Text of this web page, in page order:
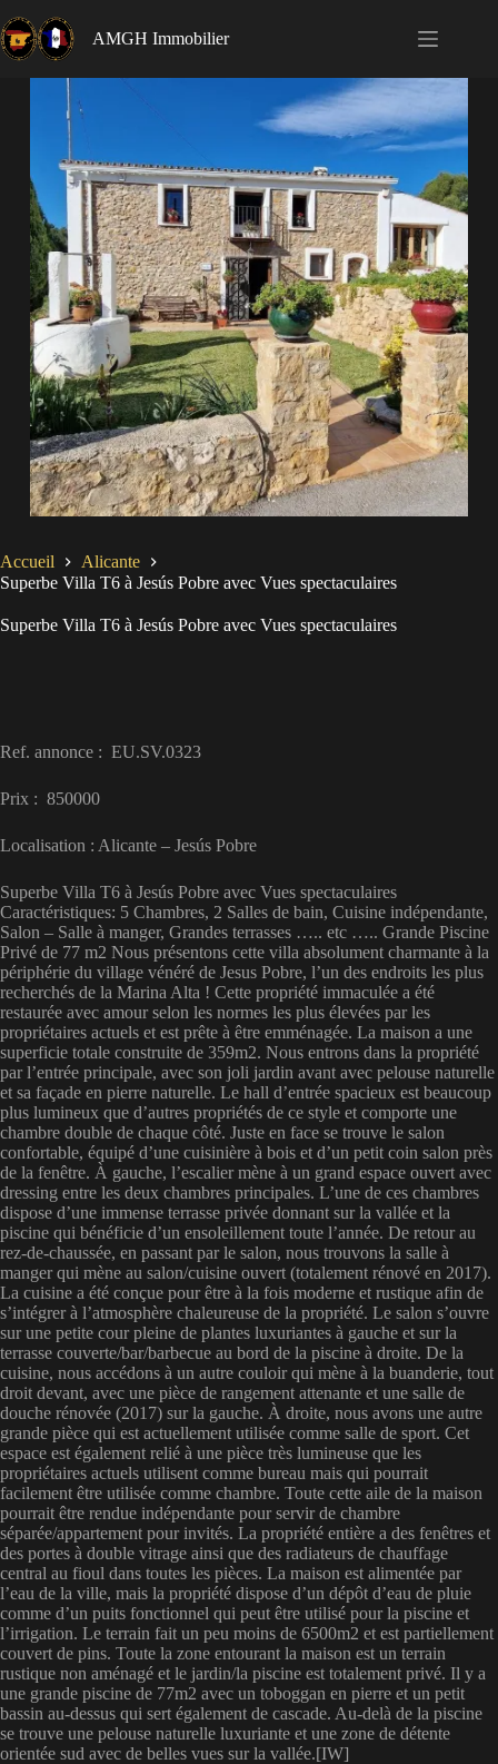
AMGH Immobilier
Accueil
Alicante
Superbe Villa T6 à Jesús Pobre avec Vues spectaculaires
Superbe Villa T6 à Jesús Pobre avec Vues spectaculaires
Ref. annonce : EU.SV.0323
Prix : 850000
Localisation : Alicante – Jesús Pobre
Superbe Villa T6 à Jesús Pobre avec Vues spectaculaires
Caractéristiques: 5 Chambres, 2 Salles de bain, Cuisine indépendante,
Salon – Salle à manger, Grandes terrasses ….. etc ….. Grande Piscine
Privé de 77 m2 Nous présentons cette villa absolument charmante à la
périphérie du village vénéré de Jesus Pobre, l’un des endroits les plus
recherchés de la Marina Alta ! Cette propriété immaculée a été
restaurée avec amour selon les normes les plus élevées par les
propriétaires actuels et est prête à être emménagée. La maison a une
superficie totale construite de 359m2. Nous entrons dans la propriété
par l’entrée principale, avec son joli jardin avant avec pelouse naturelle
et sa façade en pierre naturelle. Le hall d’entrée spacieux est beaucoup
plus lumineux que d’autres propriétés de ce style et comporte une
chambre double de chaque côté. Juste en face se trouve le salon
confortable, équipé d’une cuisinière à bois et d’un petit coin salon près
de la fenêtre. À gauche, l’escalier mène à un grand espace ouvert avec
dressing entre les deux chambres principales. L’une de ces chambres
dispose d’une immense terrasse privée donnant sur la vallée et la
piscine qui bénéficie d’un ensoleillement toute l’année. De retour au
rez-de-chaussée, en passant par le salon, nous trouvons la salle à
manger qui mène au salon/cuisine ouvert (totalement rénové en 2017).
La cuisine a été conçue pour être à la fois moderne et rustique afin de
s’intégrer à l’atmosphère chaleureuse de la propriété. Le salon s’ouvre
sur une petite cour pleine de plantes luxuriantes à gauche et sur la
terrasse couverte/bar/barbecue au bord de la piscine à droite. De la
cuisine, nous accédons à un autre couloir qui mène à la buanderie, tout
droit devant, avec une pièce de rangement attenante et une salle de
douche rénovée (2017) sur la gauche. À droite, nous avons une autre
grande pièce qui est actuellement utilisée comme salle de sport. Cet
espace est également relié à une pièce très lumineuse que les
propriétaires actuels utilisent comme bureau mais qui pourrait
facilement être utilisée comme chambre. Toute cette aile de la maison
pourrait être rendue indépendante pour servir de chambre
séparée/appartement pour invités. La propriété entière a des fenêtres et
des portes à double vitrage ainsi que des radiateurs de chauffage
central au fioul dans toutes les pièces. La maison est alimentée par
l’eau de la ville, mais la propriété dispose d’un dépôt d’eau de pluie
comme d’un puits fonctionnel qui peut être utilisé pour la piscine et
l’irrigation. Le terrain fait un peu moins de 6500m2 et est partiellement
couvert de pins. Toute la zone entourant la maison est un terrain
rustique non aménagé et le jardin/la piscine est totalement privé. Il y a
une grande piscine de 77m2 avec un toboggan en pierre et un petit
bassin au-dessus qui sert également de cascade. Au-delà de la piscine
se trouve une pelouse naturelle luxuriante et une zone de détente
orientée sud avec de belles vues sur la vallée.[IW]